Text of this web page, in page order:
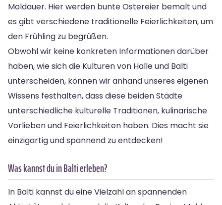
Moldauer. Hier werden bunte Ostereier bemalt und
es gibt verschiedene traditionelle Feierlichkeiten, um
den Frühling zu begrüßen.
Obwohl wir keine konkreten Informationen darüber
haben, wie sich die Kulturen von Halle und Balti
unterscheiden, können wir anhand unseres eigenen
Wissens festhalten, dass diese beiden Städte
unterschiedliche kulturelle Traditionen, kulinarische
Vorlieben und Feierlichkeiten haben. Dies macht sie
einzigartig und spannend zu entdecken!
Was kannst du in Balti erleben?
In Balti kannst du eine Vielzahl an spannenden